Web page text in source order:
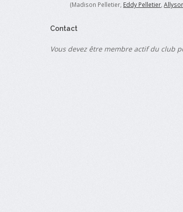
(Madison Pelletier, Eddy Pelletier
Contact
Vous devez être membre actif du club